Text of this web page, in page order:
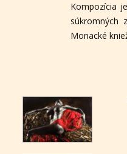
Kompozícia
súkromných
Monacké